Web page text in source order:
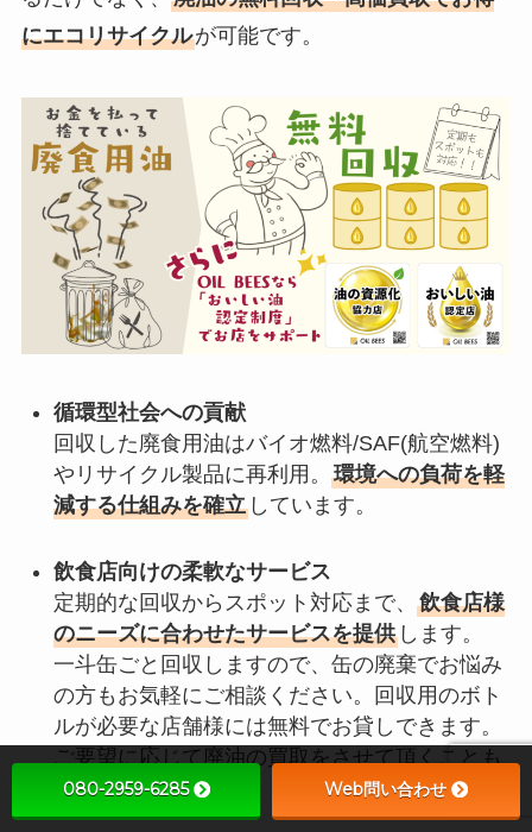
にエコリサイクルが可能です。
循環型社会への貢献
回収した廃食用油はバイオ燃料/SAF(航空燃料)
やリサイクル製品に再利用。 環境への負荷を軽
減する仕組みを確立しています。
飲食店向けの柔軟なサービス
定期的な回収からスポット対応まで、 飲食店様
のニーズに合わせたサービスを提供します。
一斗缶ごと回収しますので、缶の廃棄でお悩み
の方もお気軽にご相談ください。回収用のボト
ルが必要な店舗様には無料でお貸しできます。
ご要望に応じて廃油の買取をさせて頂くことも
可能です。
080-2959-6285 Web問い合わせ